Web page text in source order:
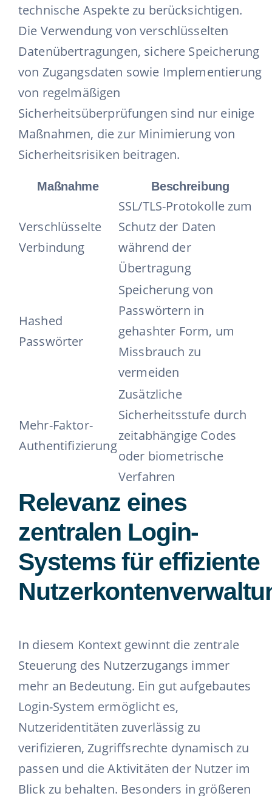
technische Aspekte zu berücksichtigen.
Die Verwendung von verschlüsselten
Datenübertragungen, sichere Speicherung
von Zugangsdaten sowie Implementierung
von regelmäßigen
Sicherheitsüberprüfungen sind nur einige
Maßnahmen, die zur Minimierung von
Sicherheitsrisiken beitragen.
Maßnahme Beschreibung
Verschlüsselte
Verbindung
SSL/TLS-Protokolle zum
Schutz der Daten
während der
Übertragung
Hashed
Passwörter
Speicherung von
Passwörtern in
gehashter Form, um
Missbrauch zu
vermeiden
Mehr-Faktor-
Authentifizierung
Zusätzliche
Sicherheitsstufe durch
zeitabhängige Codes
oder biometrische
Verfahren
Relevanz eines
zentralen Login-
Systems für effiziente
In diesem Kontext gewinnt die zentrale
Steuerung des Nutzerzugangs immer
mehr an Bedeutung. Ein gut aufgebautes
Login-System ermöglicht es,
Nutzeridentitäten zuverlässig zu
verifizieren, Zugriffsrechte dynamisch zu
passen und die Aktivitäten der Nutzer im
Blick zu behalten. Besonders in größeren